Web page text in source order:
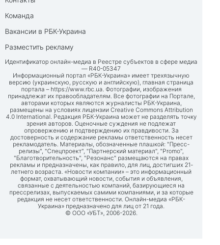
Команда
Вакансии в РБК-Украина
Разместить рекламу
Идентификатор онлайн-медиа в Реестре субъектов в сфере медиа
— R40-05347
Информационный портал «РБК-Украина» имеет трехязычную
версию (украинскую, русскую и английскую), главная страница
портала – https://www.rbc.ua. Фотографии, изображения
принадлежат их правообладателям. Все фотографии на Портале,
авторами которых являются журналисты РБК-Украина,
размещены на условиях лицензии Creative Commons Attribution
4.0 International. Редакция РБК-Украина может не разделять точку
зрения авторов. Оценочные суждения не подлежат
опровержению и подтверждению их правдивости. За
достоверность и содержание рекламы ответственность несет
рекламодатель. Материалы, обозначенные плашкой: "Пресс-
релизы", "Спецпроект", "Партнерский материал", "Promo",
"Благотворительность", "Резонанс" размещаются на правах
рекламы и предназначены, как правило, для лиц, достигших 21-
летнего возраста. «Новости компании» – это информационный
формат, охватывающий новости, события и объявления,
связанные с деятельностью компаний, базирующиеся на
прессрелизах, выпускаемых самими компаниями, и за которые
редакция не несет ответственности. Онлайн-медиа «РБК-
Украина» предназначено для лиц от 21 года.
© ООО «УБТ», 2006-2026.